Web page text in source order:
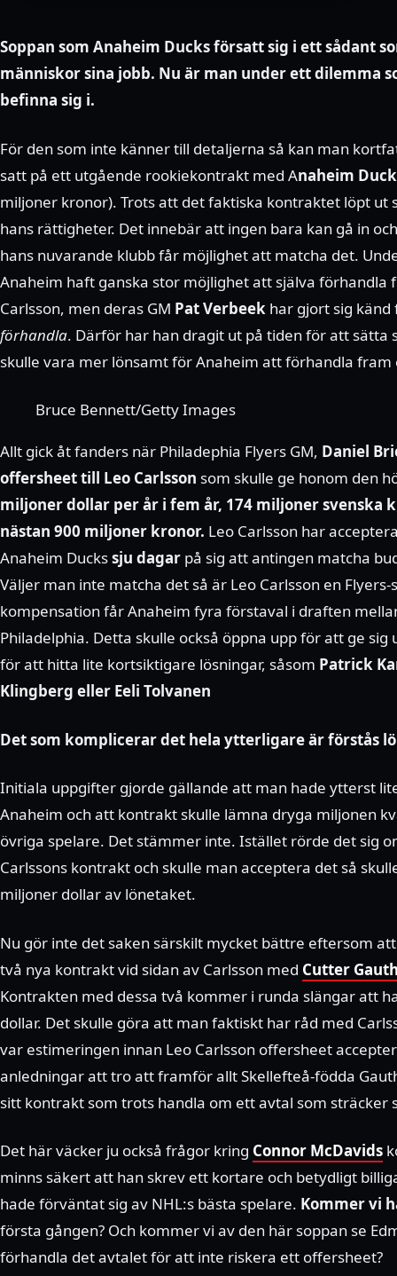
Soppan som Anaheim Ducks försatt sig i ett sådant
människor sina jobb. Nu är man under ett dilemma
befinna sig i.
För den som inte känner till detaljerna så kan man
satt på ett utgående rookiekontrakt med Anaheim
miljoner kronor). Trots att det faktiska kontraktet löpt ut
hans rättigheter. Det innebär att ingen bara kan gå in
hans nuvarande klubb får möjlighet att matcha det.
Anaheim haft ganska stor möjlighet att själva förhandla
Carlsson, men deras GM Pat Verbeek har gjort sig
förhandla. Därför har han dragit ut på tiden för att sätta
skulle vara mer lönsamt för Anaheim att förhandla
Bruce Bennett/Getty Images
Allt gick åt fanders när Philadephia Flyers GM, Daniel
offersheet till Leo Carlsson som skulle ge honom den
miljoner dollar per år i fem år, 174 miljoner svenska
nästan 900 miljoner kronor. Leo Carlsson har
Anaheim Duckssju dagar på sig att antingen matcha
Väljer man inte matcha det så är Leo Carlsson en
kompensation får Anaheim fyra förstaval i draften
Philadelphia. Detta skulle också öppna upp för att ge
för att hitta lite kortsiktigare lösningar, såsom Patrick
Klingberg eller Eeli Tolvanen
Det som komplicerar det hela ytterligare är förstås
Initiala uppgifter gjorde gällande att man hade ytterst
Anaheim och att kontrakt skulle lämna dryga miljonen
övriga spelare. Det stämmer inte. Istället rörde det sig
Carlssons kontrakt och skulle man acceptera det så
miljoner dollar av lönetaket.
Nu gör inte det saken särskilt mycket bättre eftersom
två nya kontrakt vid sidan av Carlsson med Cutter
Kontrakten med dessa två kommer i runda slängar att
dollar. Det skulle göra att man faktiskt har råd med
var estimeringen innan Leo Carlsson offersheet
anledningar att tro att framför allt Skellefteå-födda
sitt kontrakt som trots handla om ett avtal som sträcker
Det här väcker ju också frågor kring Connor McDavids
minns säkert att han skrev ett kortare och betydligt
hade förväntat sig av NHL:s bästa spelare. Kommer vi
första gången? Och kommer vi av den här soppan se
förhandla det avtalet för att inte riskera ett offersheet?